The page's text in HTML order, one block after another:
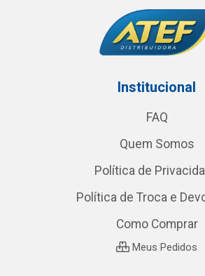
Institucional
FAQ
Quem Somos
Política de
Política de Troca e
Como Comprar
Meus Pedidos